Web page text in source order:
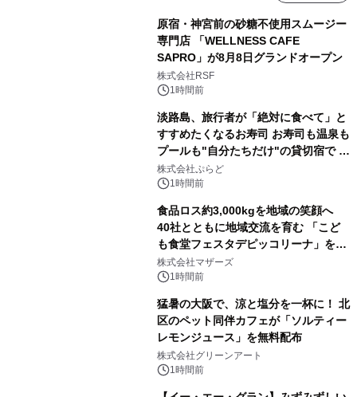
原宿・神宮前の砂糖不使用スムージー
専門店 「WELLNESS CAFE
SAPRO」が8月8日グランドオープン
株式会社RSF
1時間前
淡路島、旅行者が「絶対に食べて」と
すすめたくなるお寿司 お寿司も温泉も
プールも"自分たちだけ"の貸切宿で 1
日1組限定「岩屋温泉 絵島別庭 海と
森」の握り寿司プラン
株式会社ぷらど
1時間前
食品ロス約3,000kgを地域の笑顔へ
40社とともに地域交流を育む 「こど
も食堂フェスタデピッコリーナ」を9
月5日(土)開催
株式会社マザーズ
1時間前
猛暑の大阪で、涼と塩分を一杯に！ 北
区のペット同伴カフェが「ソルティー
レモンジュース」を無料配布
株式会社グリーンアート
1時間前